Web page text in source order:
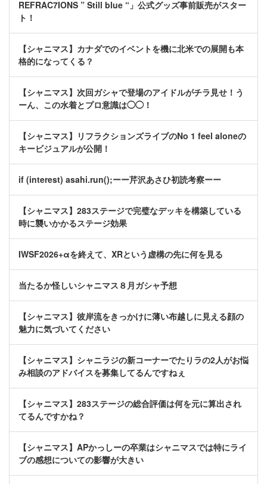
REFRAC7IONS ” Still blue “」公式グッズ事前販売がスター
ト！
【シャニマス】カナダでのイベントを機に北米での展開も本
格的になってくる？
【シャニマス】次回ガシャで登場のアイドルがチラ見せ！う
ーん、この水着とプロ意識は◯◯！
【シャニマス】リフラクションズライブのNo 1 feel aloneの
キービジュアルが公開！
if (interest) asahi.run();ーー芹沢あさひ初読考察ーー
【シャニマス】283ステージで完璧なデッキを構築している
時に襲いかかるステージ効果
IWSF2026+αを終えて、XRという虚構の先に何を見る
当たるか怪しいシャニマス８月ガシャ予想
【シャニマス】彼岸流をきっかけに薄い布越しに見える顔の
魅力に気づいてください
【シャニマス】シャニラジの新コーナーでたりラの2人がお悩
み相談のアドバイスを募集してるんですねぇ
【シャニマス】283ステージの総合評価は何を元に算出され
てるんですかね？
【シャニマス】APかっしーの卒業はシャニマスでは特にライ
ブの感想についての影響が大きい